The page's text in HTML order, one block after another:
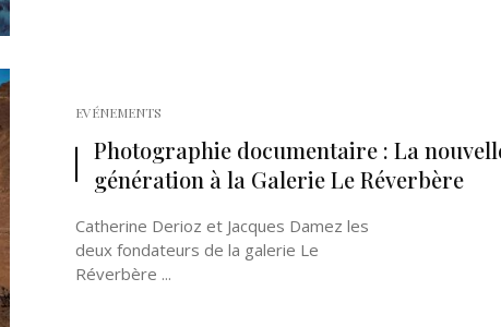
EVÉNEMENTS
Photographie documentaire : La
génération à la Galerie Le Réverbère
Catherine Derioz et Jacques Damez les
deux fondateurs de la galerie Le
Réverbère ...